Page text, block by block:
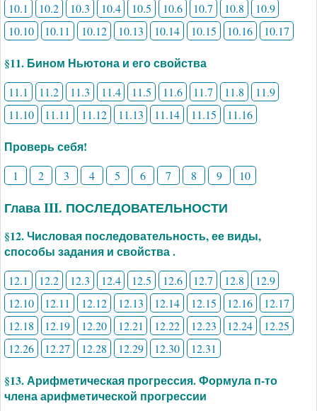
10.1 10.2 10.3 10.4 10.5 10.6 10.7 10.8
10.9
10.10
10.11 10.12 10.13 10.14 10.15 10.16 10.17
§11. Бином Ньютона и его свойства
11.1 11.2 11.3 11.4 11.5 11.6 11.7 11.8
11.9
11.10
11.11 11.12 11.13 11.14 11.15 11.16
Проверь себя!
1 2 3 4 5 6 7 8 9 10
Глава III. ПОСЛЕДОВАТЕЛЬНОСТИ
§12. Числовая последовательность, ее виды,
способы задания и свойства .
12.1 12.2 12.3 12.4 12.5 12.6 12.7 12.8
12.9
12.10
12.11 12.12 12.13 12.14 12.15 12.16
12.17
12.18
12.19 12.20 12.21 12.22 12.23 12.24
12.25
12.26
12.27 12.28 12.29 12.30 12.31
§13. Арифметическая прогрессия. Формула п-то
члена арифметической прогрессии